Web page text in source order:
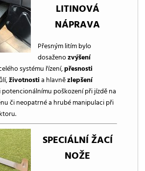
LITINOVÁ
NÁPRAVA
Přesným litím bylo
dosaženozvýšení
systému řízení,přesnosti
životnostia hlavnězlepšení
poškození při jízdě na
či neopatrné a hrubé manipulaci při
SPECIÁLNÍ ŽACÍ
NOŽE